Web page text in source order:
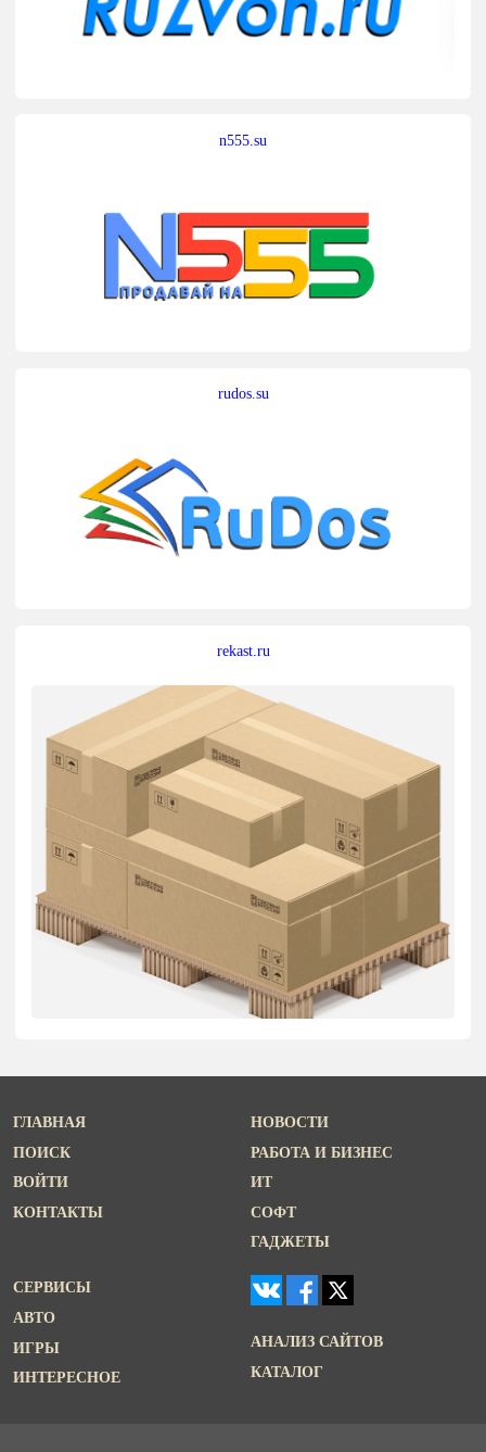
n555.su
rudos.su
rekast.ru
ГЛАВНАЯ
ПОИСК
ВОЙТИ
КОНТАКТЫ
НОВОСТИ
РАБОТА И БИЗНЕС
ИТ
СОФТ
ГАДЖЕТЫ
СЕРВИСЫ
АВТО
ИГРЫ
ИНТЕРЕСНОЕ
АНАЛИЗ САЙТОВ
КАТАЛОГ